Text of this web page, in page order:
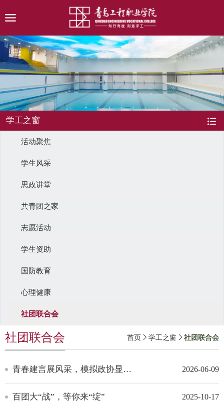
学工之窗
活动聚焦
学生风采
思政讲堂
共青团之家
志愿活动
学生资助
国防教育
心理健康
社团联合会
首页 学工之窗 社团联合会
社团联合会
青春建言展风采，模拟政协显担当——第四届学生模拟政治协商会议圆满举行 2026-06-09
百团大“战”，等你来“绽” 2025-10-17